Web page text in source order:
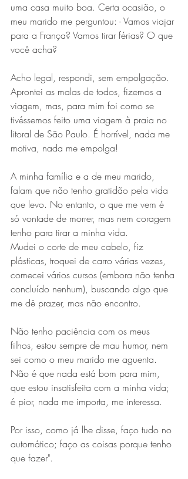
uma casa muito boa. Certa ocasião, o
meu marido me perguntou: - Vamos viajar
para a França? Vamos tirar férias? O que
você acha?
Acho legal, respondi, sem empolgação.
Aprontei as malas de todos, fizemos a
viagem, mas, para mim foi como se
tivéssemos feito uma viagem à praia no
litoral de São Paulo. É horrível, nada me
motiva, nada me empolga!
A minha família e a de meu marido,
falam que não tenho gratidão pela vida
que levo. No entanto, o que me vem é
só vontade de morrer, mas nem coragem
tenho para tirar a minha vida.
Mudei o corte de meu cabelo, fiz
plásticas, troquei de carro várias vezes,
comecei vários cursos (embora não tenha
concluído nenhum), buscando algo que
me dê prazer, mas não encontro.
Não tenho paciência com os meus
filhos, estou sempre de mau humor, nem
sei como o meu marido me aguenta.
Não é que nada está bom para mim,
que estou insatisfeita com a minha vida;
é pior, nada me importa, me interessa.
Por isso, como já lhe disse, faço tudo no
automático; faço as coisas porque tenho
que fazer".